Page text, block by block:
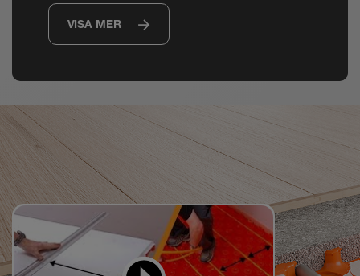
VISA MER
Videor för att lära sig
och göra efter